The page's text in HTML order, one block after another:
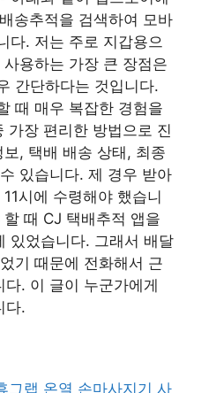
송추적을 검색하여 모바
다. 저는 주로 지갑용으
용하는 가장 큰 장점은
간단하다는 것입니다.
때 매우 복잡한 경험을
가장 편리한 방법으로 진
, 택배 배송 상태, 최종
있습니다. 제 경우 받아
시에 수령해야 했습니
때 CJ 택배추적 앱을
있었습니다. 그래서 배달
기 때문에 전화해서 근
. 이 글이 누군가에게
다.
그랩 온열 손마사지기 사